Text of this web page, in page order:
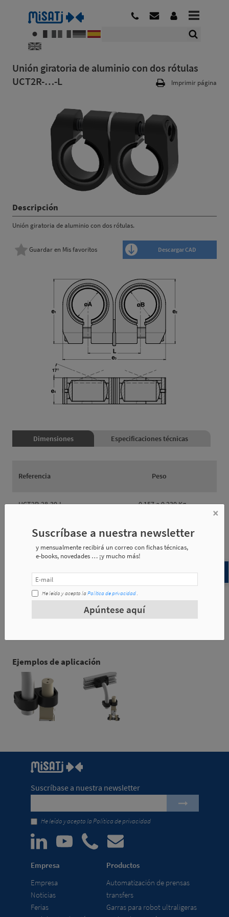
Unión giratoria de aluminio con dos rótulas
UCT2R-…-L
Imprimir página
Descripción
Unión giratoria de aluminio con dos rótulas.
Descargar CAD
Guardar en Mis favoritos
Dimensiones Especificaciones técnicas
Referencia Peso
UCT2R-28-30-L 0.157 a 0.230 Kg
UCT2R-30-40-L 0.172 a 0.250 Kg
Referencia
30 30
Ejemplos de aplicación
×
Suscríbase a nuestra newsletter
y mensualmente recibirá un correo con fichas técnicas,
e-books, novedades … ¡y mucho más!
He leído y acepto laPolítica de privacidad.
Apúntese aquí
Suscríbase a nuestra newsletter
He leído y acepto laPolítica de privacidad
Empresa
Empresa
Noticias
Ferias
Productos
Automatización de prensas
transfers
Garras para robot ultraligeras